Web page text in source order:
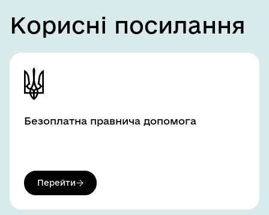
Корисні посилання
Слайд 1 of 4
Безоплатна правнича допомога
Перейти